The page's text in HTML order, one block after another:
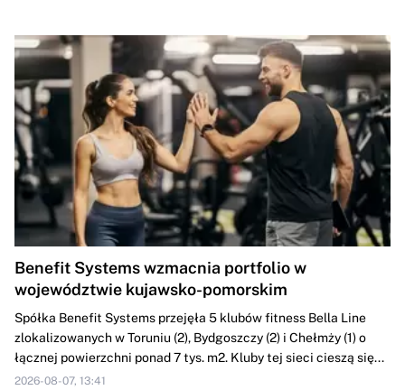
Benefit Systems wzmacnia portfolio w
województwie kujawsko-pomorskim
Spółka Benefit Systems przejęła 5 klubów fitness Bella Line
zlokalizowanych w Toruniu (2), Bydgoszczy (2) i Chełmży (1) o
łącznej powierzchni ponad 7 tys. m2. Kluby tej sieci cieszą się...
2026-08-07, 13:41